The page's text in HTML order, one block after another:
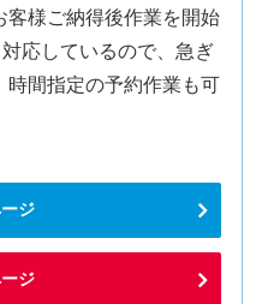
客様ご納得後作業を開始
応しているので、急ぎ
時間指定の予約作業も可
ジ
ジ